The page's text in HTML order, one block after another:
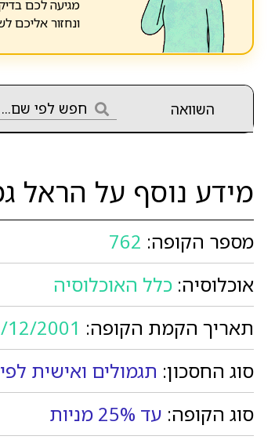
מגיעה לכם
ונחזור אליכם
השוואה
מידע נוסף על הראל גמל
מספר הקופה: 762
אוכלוסיה: כלל האוכלוסיה
תאריך הקמת הקופה: 12/2001
סוג החסכון: תגמולים ואישית
סוג הקופה: עד 25% מניות